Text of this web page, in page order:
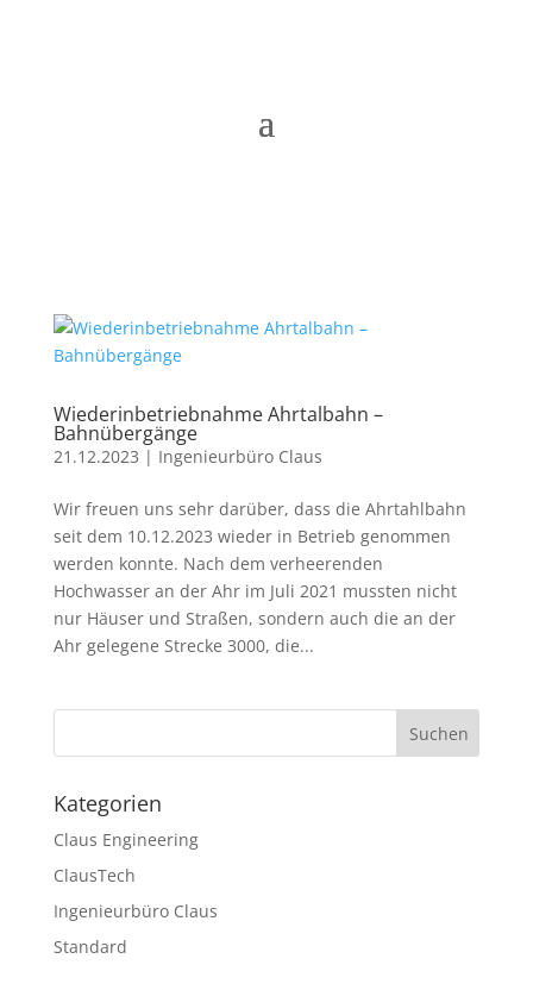
Wiederinbetriebnahme Ahrtalbahn –
Bahnübergänge
21.12.2023 | Ingenieurbüro Claus
Wir freuen uns sehr darüber, dass die Ahrtahlbahn
seit dem 10.12.2023 wieder in Betrieb genommen
werden konnte. Nach dem verheerenden
Hochwasser an der Ahr im Juli 2021 mussten nicht
nur Häuser und Straßen, sondern auch die an der
Ahr gelegene Strecke 3000, die...
Kategorien
Claus Engineering
ClausTech
Ingenieurbüro Claus
Standard